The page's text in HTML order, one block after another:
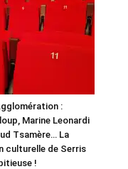
:
Marine Leonardi
Tsamère… La
culturelle de Serris
!